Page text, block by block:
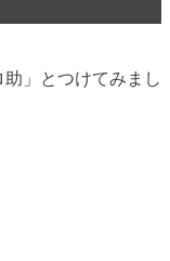
」とつけてみまし